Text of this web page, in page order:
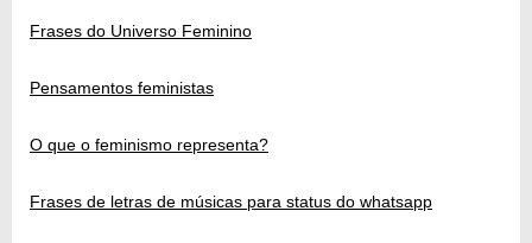
Frases do Universo Feminino
Pensamentos feministas
O que o feminismo representa?
Frases de letras de músicas para status do whatsapp